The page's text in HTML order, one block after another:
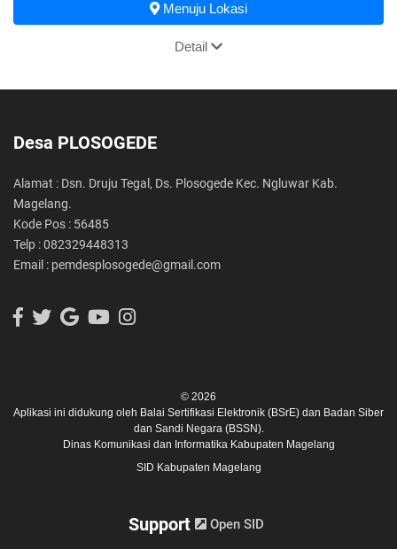
Menuju Lokasi
Detail
Desa PLOSOGEDE
Alamat : Dsn. Druju Tegal, Ds. Plosogede Kec. Ngluwar Kab.
Magelang.
Kode Pos : 56485
Telp : 082329448313
Email : pemdesplosogede@gmail.com
© 2026
Aplikasi ini didukung oleh Balai Sertifikasi Elektronik (BSrE) dan Badan Siber
dan Sandi Negara (BSSN).
Dinas Komunikasi dan Informatika Kabupaten Magelang
SID Kabupaten Magelang
Support Open SID